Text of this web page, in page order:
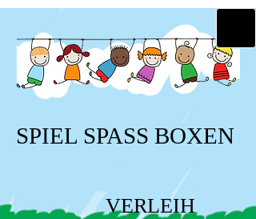
SPIEL SPASS BOXEN
VERLEIH